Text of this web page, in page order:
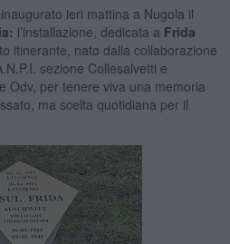
ieri mattina a Nugola il
l’installazione, dedicata a Frida
itinerante, nato dalla collaborazione
sezione Collesalvetti e
Odv, per tenere viva una memoria
ma scelta quotidiana per il